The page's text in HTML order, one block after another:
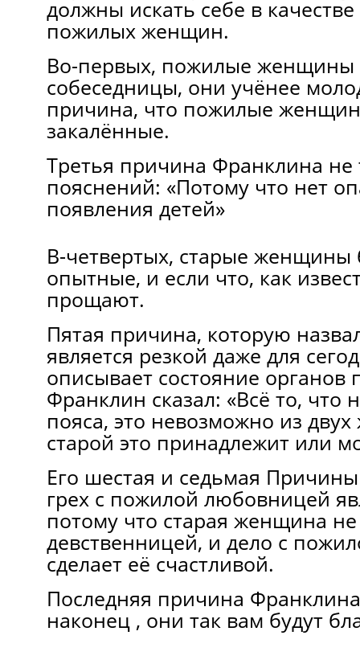
должны искать себе в
пожилых женщин.
Во-первых, пожилые женщины
собеседницы, они учёнее
причина, что пожилые
закалённые.
Третья причина Франклина не
пояснений: «Потому что нет
появления детей»
В-четвертых, старые женщины
опытные, и если что, как
прощают.
Пятая причина, которую
является резкой даже для
описывает состояние
Франклин сказал: «Всё то, что
пояса, это невозможно из
старой это принадлежит или
Его шестая и седьмая Причины
грех с пожилой любовницей
потому что старая женщина не
девственницей, и дело с
сделает её счастливой.
Последняя причина
наконец , они так вам будут